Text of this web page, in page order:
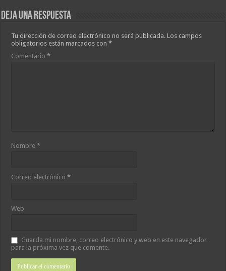
Deja una respuesta
Tu dirección de correo electrónico no será publicada. Los campos
obligatorios están marcados con*
Comentario*
Nombre*
Correo electrónico*
Web
Guarda mi nombre, correo electrónico y web en este navegador
para la próxima vez que comente.